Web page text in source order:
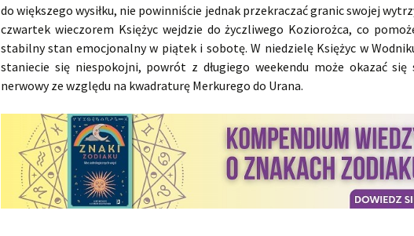
do większego wysiłku, nie powinniście jednak przekraczać granic swojej
czwartek wieczorem Księżyc wejdzie do życzliwego Koziorożca, co
stabilny stan emocjonalny w piątek i sobotę. W niedzielę Księżyc w
staniecie się niespokojni, powrót z długiego weekendu może okazać się
nerwowy ze względu na kwadraturę Merkurego do Urana.